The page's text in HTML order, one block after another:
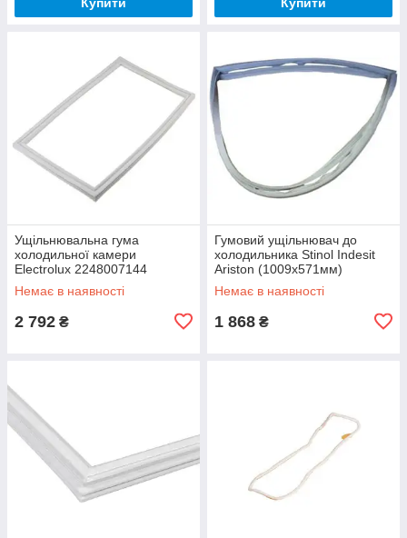
Ущільнювальна гума
холодильної камери
Electrolux 2248007144
Немає в наявності
2 792 ₴
Гумовий ущільнювач до
холодильника Stinol Indesit
Ariston (1009x571мм)
C00854009
Немає в наявності
1 868 ₴